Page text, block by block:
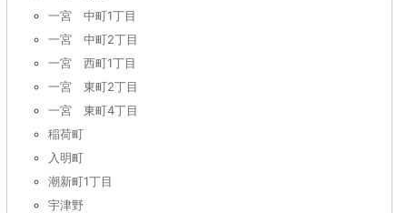
一宮 中町1丁目
一宮 中町2丁目
一宮 西町1丁目
一宮 東町2丁目
一宮 東町4丁目
稲荷町
入明町
潮新町1丁目
宇津野